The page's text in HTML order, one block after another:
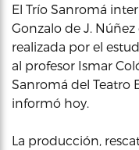
El Trío Sanromá
Gonzalo de J.
realizada por el
al profesor Ismar
Sanromá del Teatro
informó hoy.
La producción,